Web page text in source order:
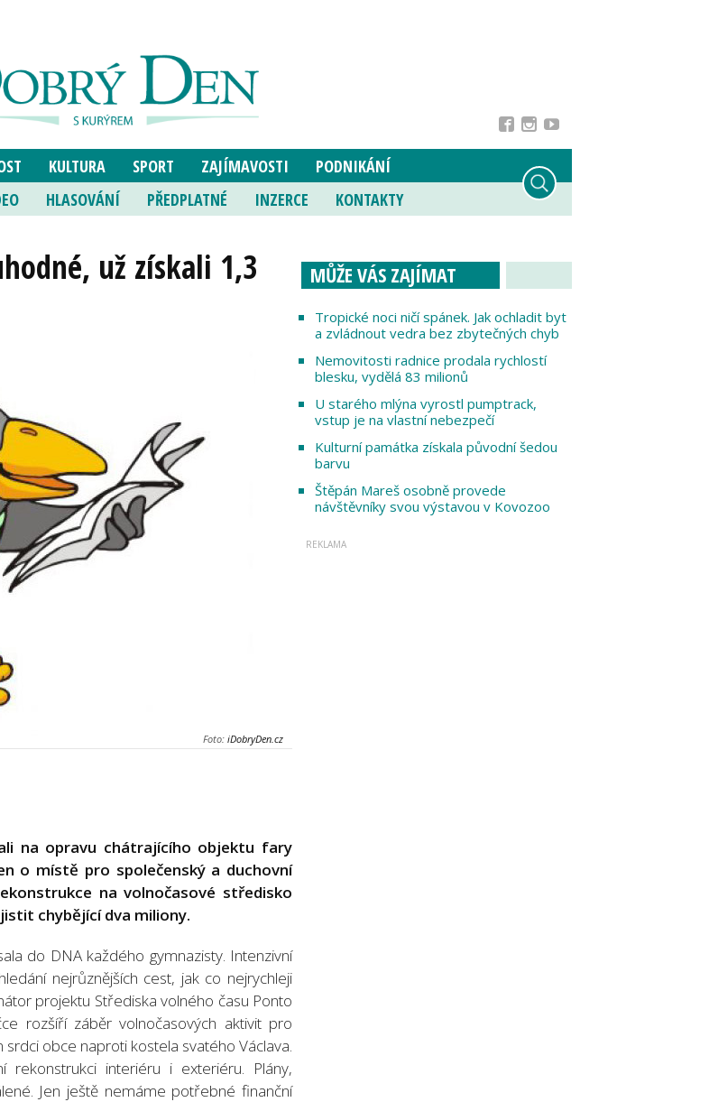
KULTURA SPORT ZAJÍMAVOSTI
PODNIKÁNÍ
HLASOVÁNÍ PŘEDPLATNÉ INZERCE KONTAKTY
už získali 1,3
Foto: iDobryDen.cz
na opravu chátrajícího objektu fary
o místě pro společenský a duchovní
na volnočasové středisko
chybějící dva miliony.
do DNA každého gymnazisty. Intenzivní
nejrůznějších cest, jak co nejrychleji
projektu Střediska volného času Ponto
rozšíří záběr volnočasových aktivit pro
obce naproti kostela svatého Václava.
interiéru i exteriéru. Plány,
Jen ještě nemáme potřebné finanční
MŮŽE VÁS ZAJÍMAT
Tropické noci ničí spánek. Jak ochladit byt
a zvládnout vedra bez zbytečných chyb
Nemovitosti radnice prodala rychlostí
blesku, vydělá 83 milionů
U starého mlýna vyrostl pumptrack,
vstup je na vlastní nebezpečí
Kulturní památka získala původní šedou
barvu
Štěpán Mareš osobně provede
návštěvníky svou výstavou v Kovozoo